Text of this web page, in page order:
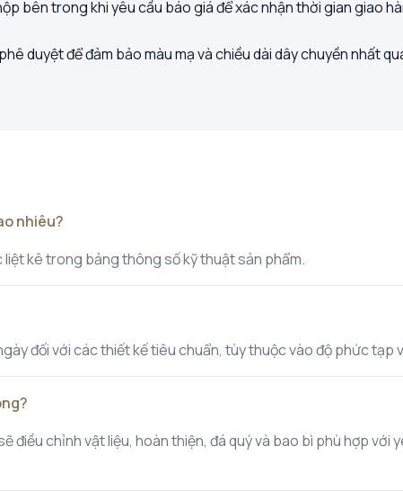
bên trong khi yêu cầu báo giá để xác nhận thời gian giao
duyệt để đảm bảo màu mạ và chiều dài dây chuyền nhất
nhiêu?
kê trong bảng thông số kỹ thuật sản phẩm.
đối với các thiết kế tiêu chuẩn, tùy thuộc vào độ phức tạp
điều chỉnh vật liệu, hoàn thiện, đá quý và bao bì phù hợp